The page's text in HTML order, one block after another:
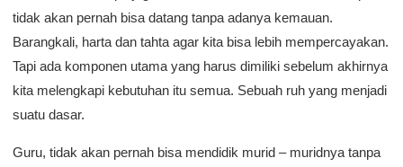
tidak akan pernah bisa datang tanpa adanya kemauan.
Barangkali, harta dan tahta agar kita bisa lebih mempercayakan.
Tapi ada komponen utama yang harus dimiliki sebelum akhirnya
kita melengkapi kebutuhan itu semua. Sebuah ruh yang menjadi
suatu dasar.
Guru, tidak akan pernah bisa mendidik murid – muridnya tanpa